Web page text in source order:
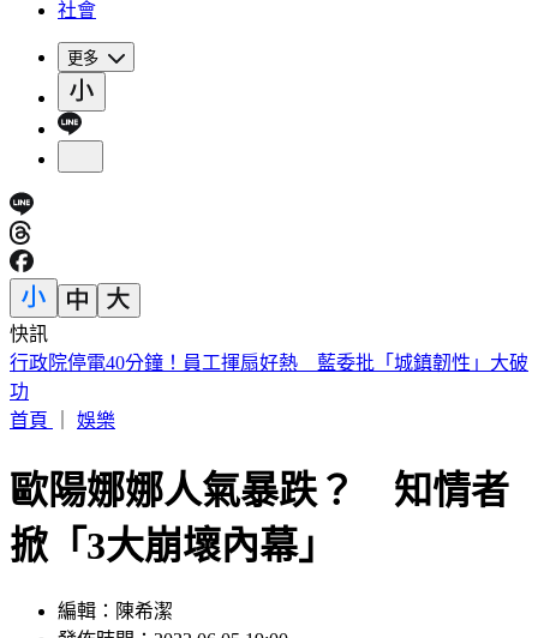
社會
更多
快訊
《花蓮好FUN》YOYO家族互動秀 每週六日花蓮鯉魚潭演出
首頁
歐陽娜娜人氣暴跌？ 知情者
掀「3大崩壞內幕」
發佈時間：2022.06.05 19:00